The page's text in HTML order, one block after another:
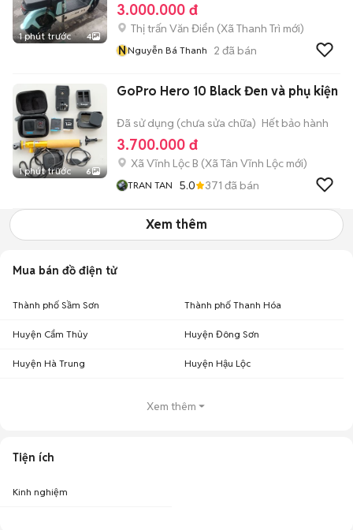
1 phút trước 4
3.000.000 đ
Thị trấn Văn Điển (Xã Thanh Trì mới)
NNguyễn Bá Thanh 2 đã bán
1 phút trước 6
GoPro Hero 10 Black Đen và phụ kiện
Đã sử dụng (chưa sửa chữa) Hết bảo hành
3.700.000 đ
Xã Vĩnh Lộc B (Xã Tân Vĩnh Lộc mới)
TRAN TAN 5.0 371 đã bán
Xem thêm
Mua bán đồ điện tử
Thành phố Sầm Sơn Thành phố Thanh Hóa
Huyện Cẩm Thủy Huyện Đông Sơn
Huyện Hà Trung Huyện Hậu Lộc
Xem thêm
Tiện ích
Kinh nghiệm